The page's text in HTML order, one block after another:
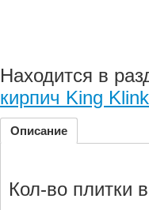
Находится в
кирпич King
Описание
Кол-во плитки